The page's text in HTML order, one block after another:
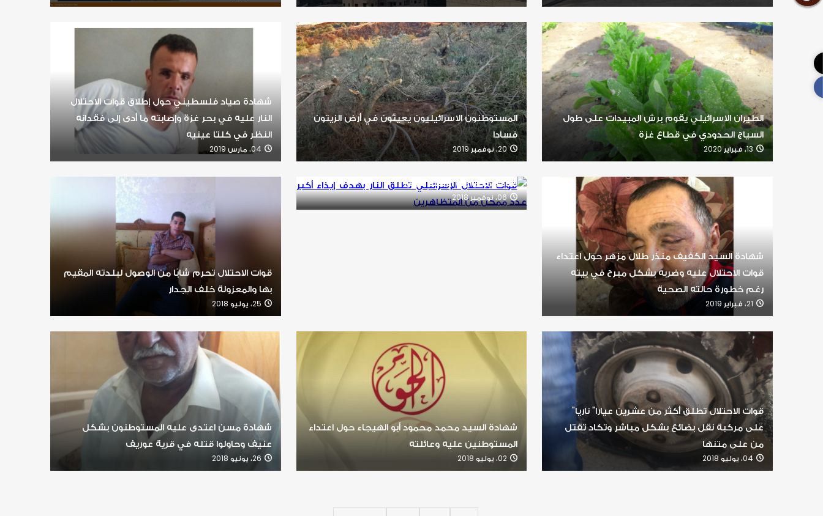
الطيران الاسرائيلي يقوم برش المبيدات على طول
السياج الحدودي في قطاع غزة
13، فبراير 2020
المستوطنون الاسرائيليون يعيثون في أرض الزيتون
فسادا
20، نوفمبر 2019
شهادة صياد فلسطيني حول إطلاق قوات الاحتلال
النار عليه في بحر غزة وإصابته ما أدى إلى فقدانه
النظر في كلتا عينيه
04، مارس 2019
شهادة السيد الكفيف منذر طلال مزهر حول اعتداء
قوات الاحتلال عليه وضربه بشكل مبرح في بيته
رغم خطورة حالته الصحية
21، فبراير 2019
عدد ممكن من المتظاهرين
06، نوفمبر 2018
قوات الاحتلال تحرم شابًا من الوصول لبلدته المقيم
بها والمعزولة خلف الجدار
25، يوليو 2018
قوات الاحتلال تطلق أكثر من عشرين عيارا" ناريا"
على مركبة نقل بضائع بشكل مباشر وتكاد تقتل
من على متنها
04، يوليو 2018
شهادة السيد محمد محمود أبو الهيجاء حول اعتداء
المستوطنين عليه وعائلته
02، يوليو 2018
شهادة مسن اعتدى عليه المستوطنون بشكل
عنيف وحاولوا قتله في قرية عوريف
26، يونيو 2018